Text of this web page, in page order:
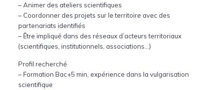
– Animer des ateliers scientifiques
– Coordonner des projets sur le territoire avec des
partenariats identifiés
– Être impliqué dans des réseaux d’acteurs territoriaux
(scientifiques, institutionnels, associations…)
Profil recherché
– Formation Bac+5 min, expérience dans la vulgarisation
scientifique